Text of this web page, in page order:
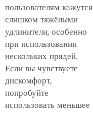
пользователям кажутся
слишком тяжёлыми
удлинители, особенно
при использовании
нескольких прядей.
Если вы чувствуете
дискомфорт,
попробуйте
использовать меньшее